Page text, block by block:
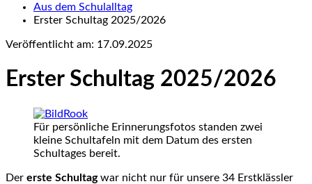
Aus dem Schulalltag
Erster Schultag 2025/2026
Veröffentlicht am: 17.09.2025
Erster Schultag 2025/2026
Rook
Für persönliche Erinnerungsfotos standen zwei
kleine Schultafeln mit dem Datum des ersten
Schultages bereit.
Der erste Schultagwar nicht nur für unsere 34 Erstklässler